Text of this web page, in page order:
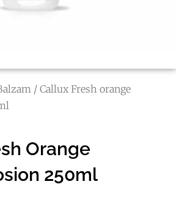
/ Callux Fresh orange
Orange
250ml